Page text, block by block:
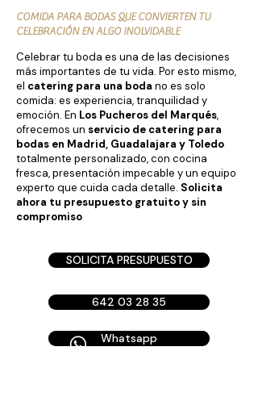
COMIDA PARA BODAS QUE CONVIERTEN TU
CELEBRACIÓN EN ALGO INOLVIDABLE
Celebrar tu boda es una de las decisiones
más importantes de tu vida. Por esto mismo,
el catering para una boda no es solo
comida: es experiencia, tranquilidad y
emoción. En Los Pucheros del Marqués,
ofrecemos un servicio de catering para
bodas en Madrid, Guadalajara y Toledo
totalmente personalizado, con cocina
fresca, presentación impecable y un equipo
experto que cuida cada detalle. Solicita
ahora tu presupuesto gratuito y sin
compromiso
SOLICITA PRESUPUESTO
642 03 28 35
Whatsapp